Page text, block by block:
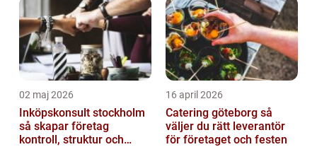
02 maj 2026
Inköpskonsult stockholm
så skapar företag
kontroll, struktur och
16 april 2026
Catering göteborg så
väljer du rätt leverantör
för företaget och festen